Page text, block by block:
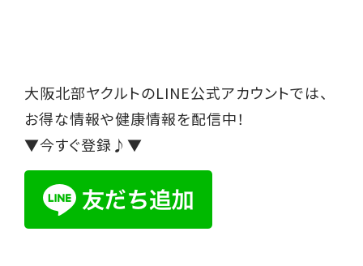
大阪北部ヤクルトのLINE公式アカウントでは、
お得な情報や健康情報を配信中！
▼今すぐ登録♪▼